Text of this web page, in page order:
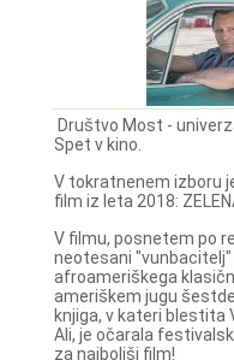
Društvo Most -
Spet v kino.
V tokratnenem izboru
film iz leta 2018:
V filmu, posnetem po
neotesani
afroameriškega
ameriškem jugu
knjiga, v kateri blestita
Ali, je očarala
za najboljši film!